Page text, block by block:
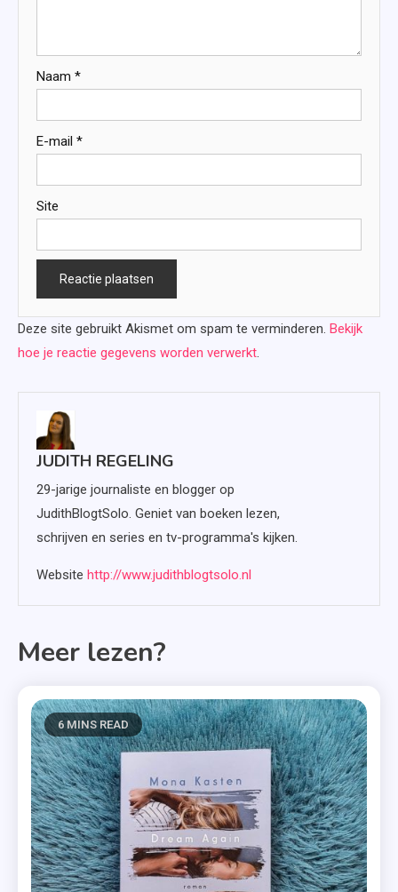
Naam *
E-mail *
Site
Deze site gebruikt Akismet om spam te verminderen. Bekijk
hoe je reactie gegevens worden verwerkt.
JUDITH REGELING
29-jarige journaliste en blogger op
JudithBlogtSolo. Geniet van boeken lezen,
schrijven en series en tv-programma's kijken.
Website http://www.judithblogtsolo.nl
Meer lezen?
6 MINS READ